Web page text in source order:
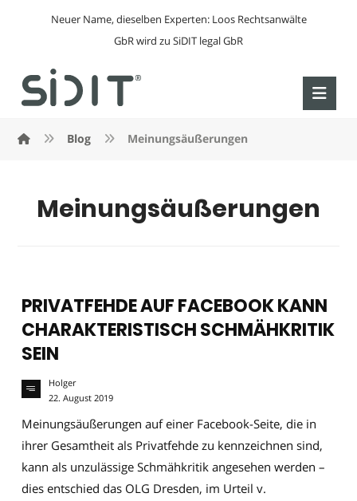
Neuer Name, dieselben Experten: Loos Rechtsanwälte
GbR wird zu SiDIT legal GbR
Blog Meinungsäußerungen
Meinungsäußerungen
PRIVATFEHDE AUF FACEBOOK KANN
CHARAKTERISTISCH SCHMÄHKRITIK
SEIN
Holger
22. August 2019
Meinungsäußerungen auf einer Facebook-Seite, die in
ihrer Gesamtheit als Privatfehde zu kennzeichnen sind,
kann als unzulässige Schmähkritik angesehen werden –
dies entschied das OLG Dresden, im Urteil v.